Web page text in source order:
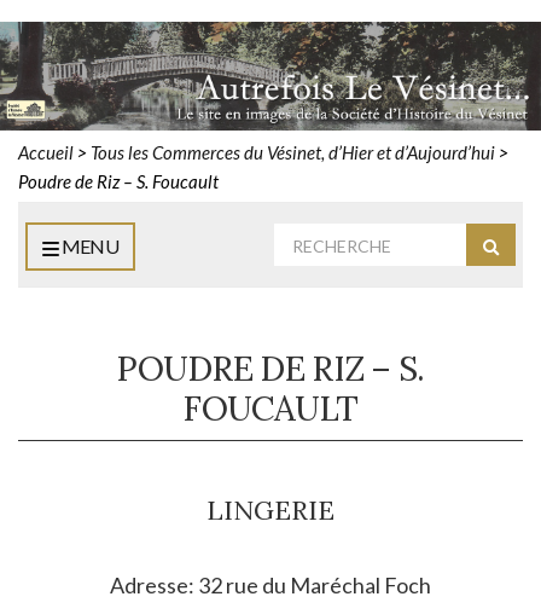
Accueil > Tous les Commerces du Vésinet, d’Hier et d’Aujourd’hui >
Poudre de Riz – S. Foucault
MENU
POUDRE DE RIZ – S.
FOUCAULT
LINGERIE
Adresse: 32 rue du Maréchal Foch